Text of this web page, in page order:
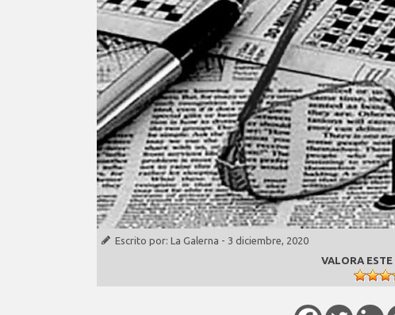
Escrito por: La Galerna - 3 diciembre, 2020
VALORA